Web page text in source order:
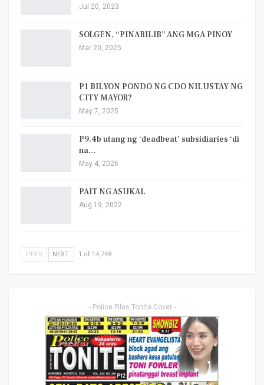
Jul 20, 2023
SOLGEN, “PINABILIB” ANG MGA PINOY
Mar 20, 2025
P1 BILYON PONDO NG CDO NILUSTAY NG
CITY MAYOR?
May 7, 2025
P9.4b utang ng ‘deadbeat’ subsidiaries ‘di
na…
May 4, 2026
PAIT NG ASUKAL
Aug 19, 2022
PREV NEXT 1 of 14,748
- Police Files Tonite Cover -